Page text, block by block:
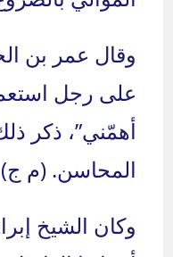
وقال عمر بن
على رجل
أهمّني”، ذكر
المحاسن. (م ج)
وكان الشيخ